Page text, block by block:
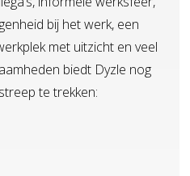
bij het werk, een
met uitzicht en veel
biedt Dyzle nog
te trekken: